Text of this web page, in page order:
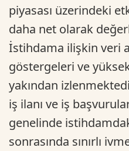
piyasası üzerindeki
daha net olarak
İstihdama ilişkin veri
göstergeleri ve
yakından
iş ilanı ve iş
genelinde
sonrasında sınırlı